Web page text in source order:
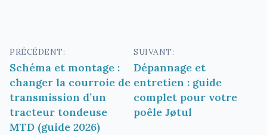
Navigation
de
l’article
PRÉCÉDENT:
Schéma et montage :
changer la courroie de
transmission d’un
tracteur tondeuse
MTD (guide 2026)
SUIVANT:
Dépannage et
entretien : guide
complet pour votre
poêle Jøtul